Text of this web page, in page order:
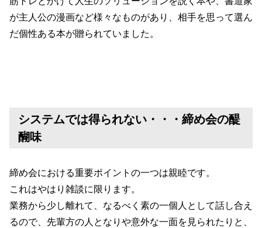
が主人公の漫画など様々なものがあり、相手を思って選ん
だ個性ある本が贈られていました。
システムでは得られない・・・締め会の醍
醐味
締め会における重要ポイントの一つは親睦です。
これはやはり雑談に限ります。
業務から少し離れて、なるべく素の一個人として話し合え
るので、先輩方の人となりや意外な一面を見られたりと、